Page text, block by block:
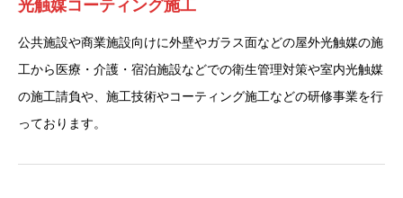
光触媒コーティング施工
公共施設や商業施設向けに外壁やガラス面などの屋外光触媒の施
工から医療・介護・宿泊施設などでの衛生管理対策や室内光触媒
の施工請負や、施工技術やコーティング施工などの研修事業を行
っております。